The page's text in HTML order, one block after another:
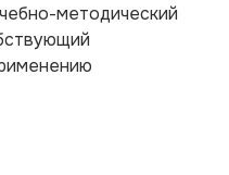
методический